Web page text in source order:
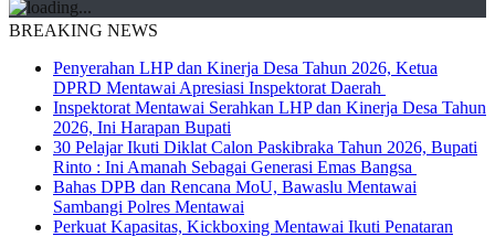
BREAKING NEWS
Penyerahan LHP dan Kinerja Desa Tahun 2026, Ketua
DPRD Mentawai Apresiasi Inspektorat Daerah
Inspektorat Mentawai Serahkan LHP dan Kinerja Desa Tahun
2026, Ini Harapan Bupati
30 Pelajar Ikuti Diklat Calon Paskibraka Tahun 2026, Bupati
Rinto : Ini Amanah Sebagai Generasi Emas Bangsa
Bahas DPB dan Rencana MoU, Bawaslu Mentawai
Sambangi Polres Mentawai
Perkuat Kapasitas, Kickboxing Mentawai Ikuti Penataran